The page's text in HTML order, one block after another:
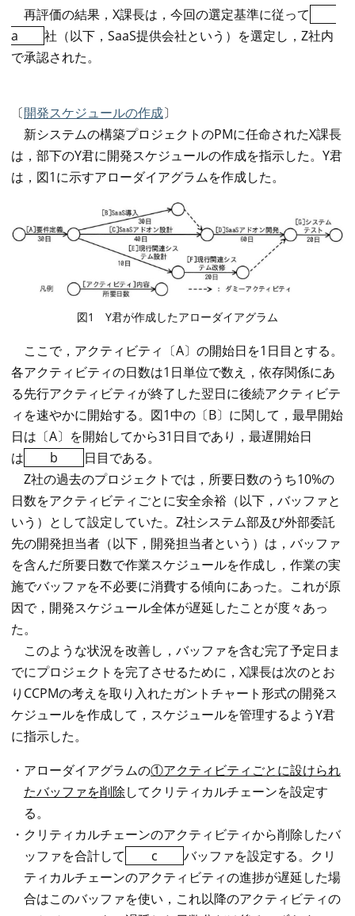
再評価の結果，X課長は，今回の選定基準に従って
a 社（以下，SaaS提供会社という）を選定し，Z社内
で承認された。
〔開発スケジュールの作成〕
新システムの構築プロジェクトのPMに任命されたX課長
は，部下のY君に開発スケジュールの作成を指示した。Y君
は，図1に示すアローダイアグラムを作成した。
図1 Y君が作成したアローダイアグラム
ここで，アクティビティ〔A〕の開始日を1日目とする。
各アクティビティの日数は1日単位で数え，依存関係にあ
る先行アクティビティが終了した翌日に後続アクティビテ
ィを速やかに開始する。図1中の〔B〕に関して，最早開始
日は〔A〕を開始してから31日目であり，最遅開始日
は b
日目である。
Z社の過去のプロジェクトでは，所要日数のうち10%の
日数をアクティビティごとに安全余裕（以下，バッファと
いう）として設定していた。Z社システム部及び外部委託
先の開発担当者（以下，開発担当者という）は，バッファ
を含んだ所要日数で作業スケジュールを作成し，作業の実
施でバッファを不必要に消費する傾向にあった。これが原
因で，開発スケジュール全体が遅延したことが度々あっ
た。
このような状況を改善し，バッファを含む完了予定日ま
でにプロジェクトを完了させるために，X課長は次のとお
りCCPMの考えを取り入れたガントチャート形式の開発ス
ケジュールを作成して，スケジュールを管理するようY君
に指示した。
・アローダイアグラムの①アクティビティごとに設けられ
たバッファを削除してクリティカルチェーンを設定す
る。
・クリティカルチェーンのアクティビティから削除したバ
ッファを合計して
c バッファを設定する。クリ
ティカルチェーンのアクティビティの進捗が遅延した場
合はこのバッファを使い，これ以降のアクティビティの